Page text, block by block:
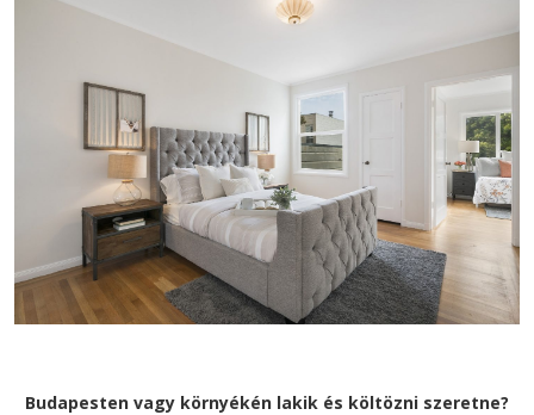
Budapesten vagy környékén lakik és költözni szeretne?